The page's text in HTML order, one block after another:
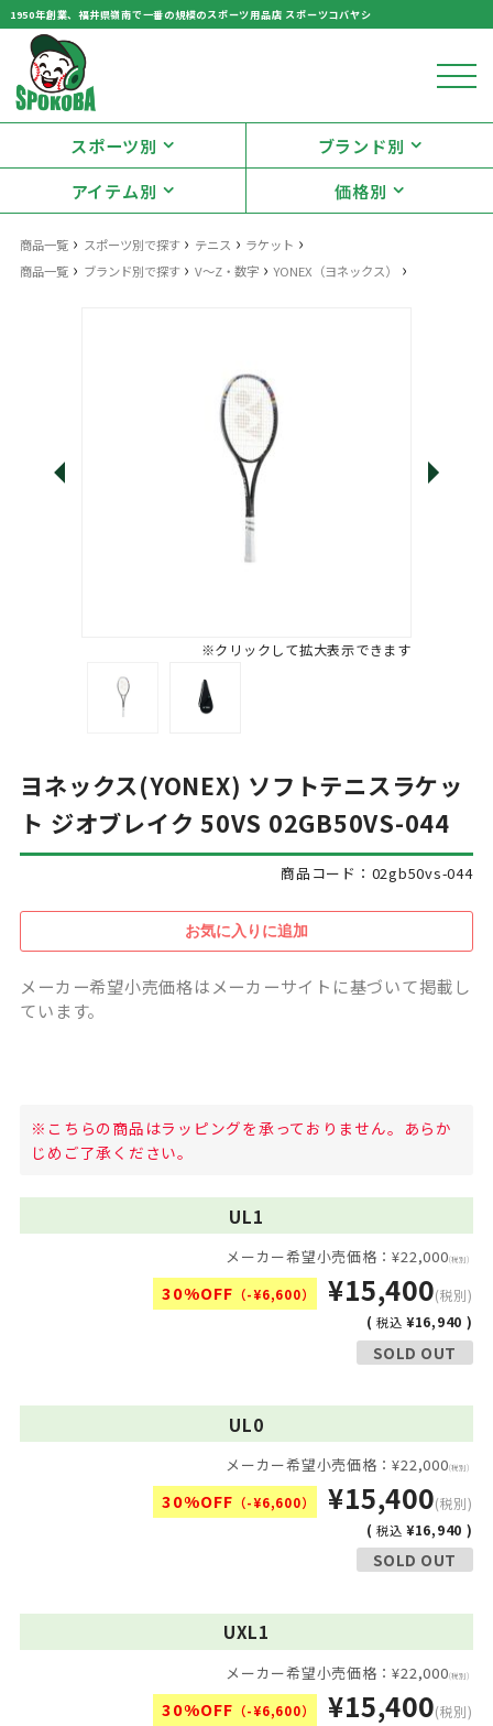
1950年創業、福井県嶺南で一番の規模のスポーツ用品店 スポーツコバヤシ
スポーツ別
ブランド別
アイテム別
価格別
商品一覧 › スポーツ別で探す› テニス › ラケット ›
商品一覧 › ブランド別で探す› V〜Z・数字›YONEX（ヨネックス） ›
※クリックして拡大表示できます
ヨネックス(YONEX) ソフトテニスラケッ
ト ジオブレイク 50VS 02GB50VS-044
商品コード：02gb50vs-044
メーカー希望小売価格はメーカーサイトに基づいて掲載し
ています。
※こちらの商品はラッピングを承っておりません。あらか
じめご了承ください。
UL1
メーカー希望小売価格：¥22,000(税別)
30%OFF （-¥6,600） ¥15,400(税別)
(税込 ¥16,940 )
SOLD OUT
UL0
メーカー希望小売価格：¥22,000(税別)
30%OFF （-¥6,600） ¥15,400(税別)
(税込 ¥16,940 )
SOLD OUT
UXL1
メーカー希望小売価格：¥22,000(税別)
30%OFF （-¥6,600） ¥15,400(税別)